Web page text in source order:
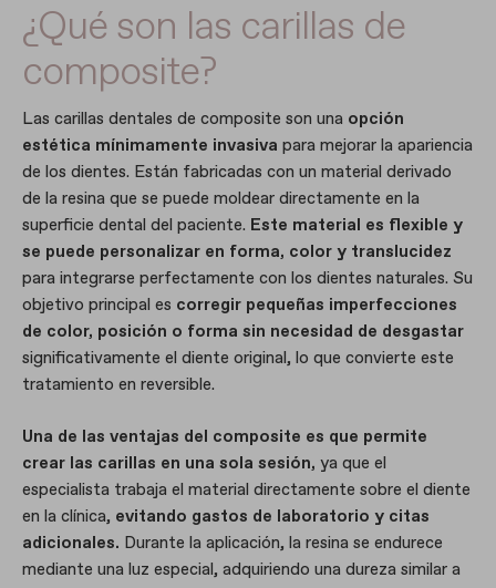
¿Qué son las carillas de
composite?
Las carillas dentales de composite son una opción
estética mínimamente invasiva para mejorar la apariencia
de los dientes. Están fabricadas con un material derivado
de la resina que se puede moldear directamente en la
superficie dental del paciente. Este material es flexible y
se puede personalizar en forma, color y translucidez
para integrarse perfectamente con los dientes naturales. Su
objetivo principal es corregir pequeñas imperfecciones
de color, posición o forma sin necesidad de desgastar
significativamente el diente original, lo que convierte este
tratamiento en reversible.
Una de las ventajas del composite es que permite
crear las carillas en una sola sesión, ya que el
especialista trabaja el material directamente sobre el diente
en la clínica, evitando gastos de laboratorio y citas
adicionales. Durante la aplicación, la resina se endurece
mediante una luz especial, adquiriendo una dureza similar a